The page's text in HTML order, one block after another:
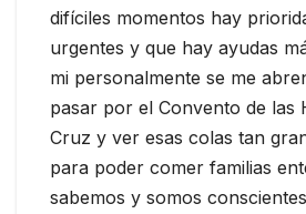
difíciles momentos hay
urgentes y que hay ayudas
mi personalmente se me
pasar por el Convento de las
Cruz y ver esas colas tan
para poder comer familias
sabemos y somos